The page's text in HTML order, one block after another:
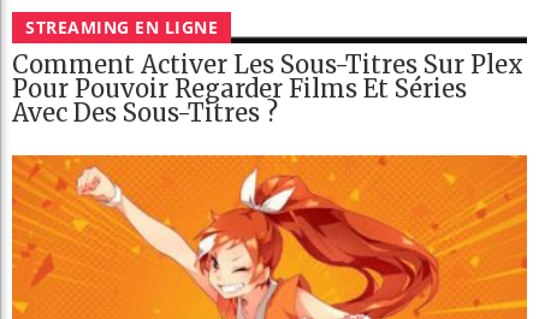
STREAMING EN LIGNE
Comment Activer Les Sous-Titres Sur Plex
Pour Pouvoir Regarder Films Et Séries
Avec Des Sous-Titres ?